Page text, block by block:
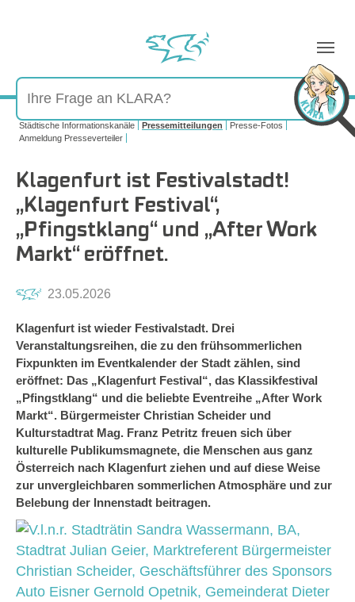
Sie sind hier:
Städtische Informationskanäle Pressemitteilungen
Presse-Fotos
Anmeldung Presseverteiler
Klagenfurt ist Festivalstadt!
„Klagenfurt Festival“,
„Pfingstklang“ und „After Work
Markt“ eröffnet.
23.05.2026
Klagenfurt ist wieder Festivalstadt. Drei
Veranstaltungsreihen, die zu den frühsommerlichen
Fixpunkten im Eventkalender der Stadt zählen, sind
eröffnet: Das „Klagenfurt Festival“, das Klassikfestival
„Pfingstklang“ und die beliebte Eventreihe „After Work
Markt“. Bürgermeister Christian Scheider und
Kulturstadtrat Mag. Franz Petritz freuen sich über
kulturelle Publikumsmagnete, die Menschen aus ganz
Österreich nach Klagenfurt ziehen und auf diese Weise
zur unvergleichbaren sommerlichen Atmosphäre und zur
Belebung der Innenstadt beitragen.